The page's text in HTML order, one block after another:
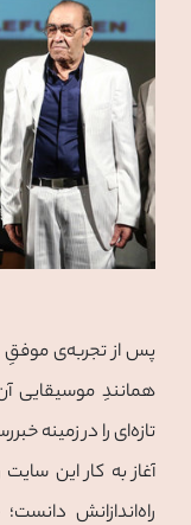
پس از تجربه‌ی موفقِ
همانندِ موسیقایی
تازه‌ای را در زمینه
آغاز به کار این
راه‌اندازانش